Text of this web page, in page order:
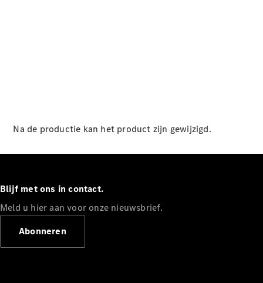
Showroom
Alle Breaks
CLA
Na de productie kan het product zijn gewijzigd.
Blijf met ons in contact.
Meld u hier aan voor onze nieuwsbrief.
Abonneren